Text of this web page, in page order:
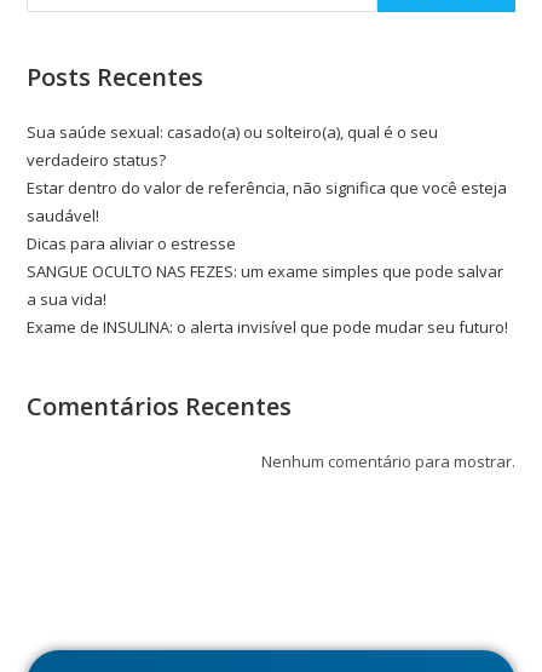
Posts Recentes
Sua saúde sexual: casado(a) ou solteiro(a), qual é o seu
verdadeiro status?
Estar dentro do valor de referência, não significa que você esteja
saudável!
Dicas para aliviar o estresse
SANGUE OCULTO NAS FEZES: um exame simples que pode salvar
a sua vida!
Exame de INSULINA: o alerta invisível que pode mudar seu futuro!
Comentários Recentes
Nenhum comentário para mostrar.